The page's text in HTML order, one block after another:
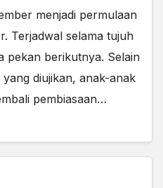
menjadi permulaan
Terjadwal selama tujuh
pekan berikutnya. Selain
diujikan, anak-anak
pembiasaan…